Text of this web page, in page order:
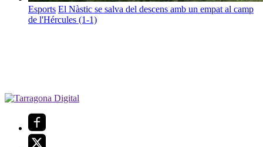
Esports El Nàstic se salva del descens amb un empat al camp
de l'Hércules (1-1)